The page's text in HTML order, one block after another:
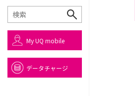
My UQ mobile
データチャージ